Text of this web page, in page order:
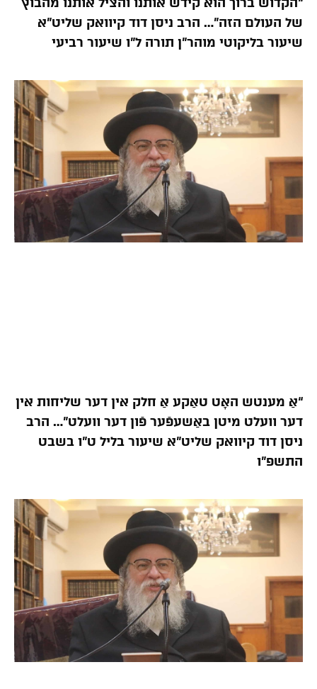
של העולם הזה”… הרב ניסן דוד קיוואק שליט”א
שיעור בליקוטי מוהר”ן תורה ל”ו שיעור רביעי
“אַ מענטש האָט טאַקע אַ חלק אין דער שליחות אין
דער וועלט מיטן באַשעפֿער פֿון דער וועלט”… הרב
ניסן דוד קיוואק שליט”א שיעור בליל ט”ו בשבט
התשפ”ו